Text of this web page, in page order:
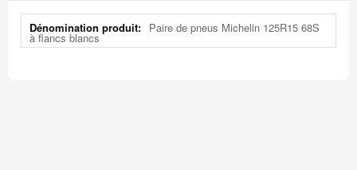
Plus
d'infos
Paire de pneus Michelin 125R15 68S
à flancs blancs